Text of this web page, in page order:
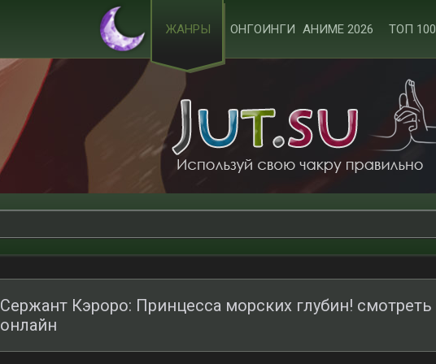
ЖАНРЫ ОНГОИНГИ АНИМЕ 2026 ТОП 100
Сержант Кэроро: Принцесса морских глубин! смотреть
онлайн